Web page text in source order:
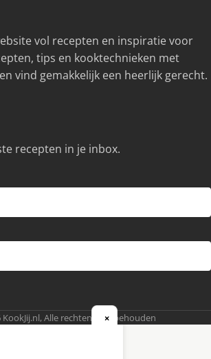
vol recepten en inspiratie voor
tips en kooktechnieken met
vind gemakkelijk een heerlijk gerecht.
recepten in je inbox.
Alle rechten voorbehouden
×